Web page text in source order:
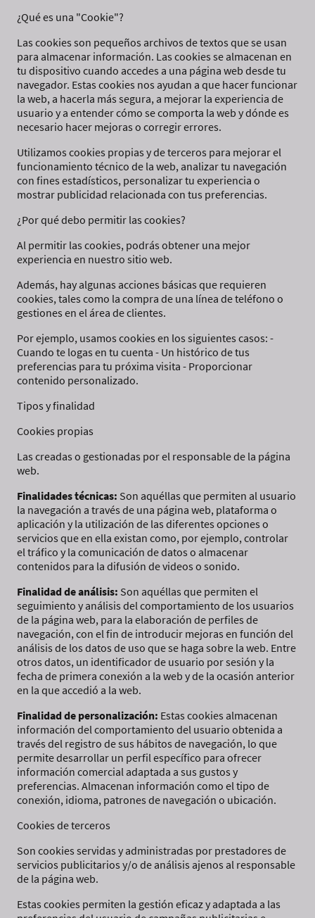
¿Qué es una "Cookie"?
Las cookies son pequeños archivos de textos que se usan
para almacenar información. Las cookies se almacenan en
tu dispositivo cuando accedes a una página web desde tu
navegador. Estas cookies nos ayudan a que hacer funcionar
la web, a hacerla más segura, a mejorar la experiencia de
usuario y a entender cómo se comporta la web y dónde es
necesario hacer mejoras o corregir errores.
Utilizamos cookies propias y de terceros para mejorar el
funcionamiento técnico de la web, analizar tu navegación
con fines estadísticos, personalizar tu experiencia o
mostrar publicidad relacionada con tus preferencias.
¿Por qué debo permitir las cookies?
Al permitir las cookies, podrás obtener una mejor
experiencia en nuestro sitio web.
Además, hay algunas acciones básicas que requieren
cookies, tales como la compra de una línea de teléfono o
gestiones en el área de clientes.
Por ejemplo, usamos cookies en los siguientes casos: -
Cuando te logas en tu cuenta - Un histórico de tus
preferencias para tu próxima visita - Proporcionar
contenido personalizado.
Tipos y finalidad
Cookies propias
Las creadas o gestionadas por el responsable de la página
web.
Finalidades técnicas: Son aquéllas que permiten al usuario
la navegación a través de una página web, plataforma o
aplicación y la utilización de las diferentes opciones o
servicios que en ella existan como, por ejemplo, controlar
el tráfico y la comunicación de datos o almacenar
contenidos para la difusión de videos o sonido.
Finalidad de análisis: Son aquéllas que permiten el
seguimiento y análisis del comportamiento de los usuarios
de la página web, para la elaboración de perfiles de
navegación, con el fin de introducir mejoras en función del
análisis de los datos de uso que se haga sobre la web. Entre
otros datos, un identificador de usuario por sesión y la
fecha de primera conexión a la web y de la ocasión anterior
en la que accedió a la web.
Finalidad de personalización: Estas cookies almacenan
información del comportamiento del usuario obtenida a
través del registro de sus hábitos de navegación, lo que
permite desarrollar un perfil específico para ofrecer
información comercial adaptada a sus gustos y
preferencias. Almacenan información como el tipo de
conexión, idioma, patrones de navegación o ubicación.
Cookies de terceros
Son cookies servidas y administradas por prestadores de
servicios publicitarios y/o de análisis ajenos al responsable
de la página web.
Estas cookies permiten la gestión eficaz y adaptada a las